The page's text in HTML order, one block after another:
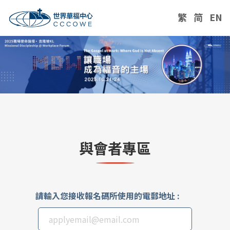
繁 简 EN
與會者專區
請輸入您接收報名碼所使用的電郵地址 :